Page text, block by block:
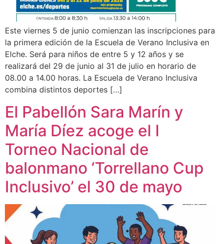
Este viernes 5 de junio comienzan las inscripciones para
la primera edición de la Escuela de Verano Inclusiva en
Elche. Será para niños de entre 5 y 12 años y se
realizará del 29 de junio al 31 de julio en horario de
08.00 a 14.00 horas. La Escuela de Verano Inclusiva
combina distintos deportes […]
El Pabellón Sara Marín y
María Díez acoge el I
Torneo Nacional de
balonmano ‘Torrellano Cup
Inclusivo’ el 30 de mayo